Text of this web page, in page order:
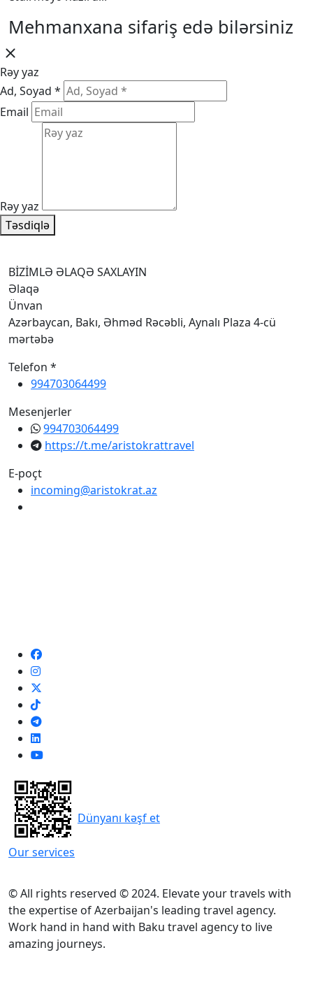
Mehmanxana sifariş edə bilərsiniz
Rəy yaz
Ad, Soyad *
Email
Rəy yaz
Təsdiqlə
BİZİMLƏ ƏLAQƏ SAXLAYIN
Əlaqə
Ünvan
Azərbaycan, Bakı, Əhməd Rəcəbli, Aynalı Plaza 4-cü
mərtəbə
Telefon *
994703064499
Mesenjerler
994703064499
https://t.me/aristokrattravel
E-poçt
incoming@aristokrat.az
Our services
Dünyanı kəşf et
© All rights reserved © 2024. Elevate your travels with
the expertise of Azerbaijan's leading travel agency.
Work hand in hand with Baku travel agency to live
amazing journeys.